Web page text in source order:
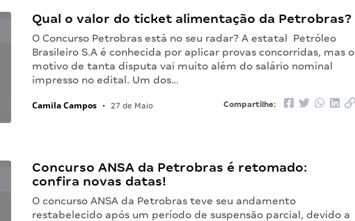
Qual o valor do ticket alimentação da Petrobras?
O Concurso Petrobras está no seu radar? A estatal Petróleo
Brasileiro S.A é conhecida por aplicar provas concorridas, mas o
motivo de tanta disputa vai muito além do salário nominal
impresso no edital. Um dos…
Camila Campos • 27 de Maio Compartilhe:
Concurso ANSA da Petrobras é retomado:
confira novas datas!
O concurso ANSA da Petrobras teve seu andamento
restabelecido após um período de suspensão parcial, devido a